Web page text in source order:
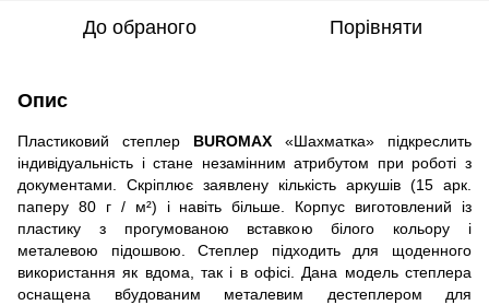
До обраного Порівняти
Опис
Пластиковий степлер BUROMAX «Шахматка» підкреслить
індивідуальність і стане незамінним атрибутом при роботі з
документами. Скріплює заявлену кількість аркушів (15 арк.
паперу 80 г / м²) і навіть більше. Корпус виготовлений із
пластику з прогумованою вставкою білого кольору і
металевою підошвою. Степлер підходить для щоденного
використання як вдома, так і в офісі. Дана модель степлера
оснащена вбудованим металевим дестеплером для